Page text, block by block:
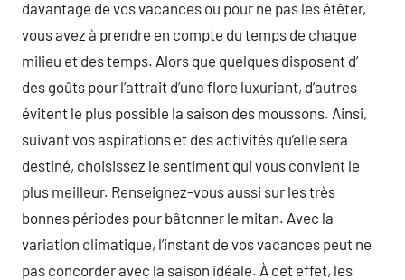
davantage de vos vacances ou pour ne pas les étêter,
vous avez à prendre en compte du temps de chaque
milieu et des temps. Alors que quelques disposent d’
des goûts pour l’attrait d’une flore luxuriant, d’autres
évitent le plus possible la saison des moussons. Ainsi,
suivant vos aspirations et des activités qu’elle sera
destiné, choisissez le sentiment qui vous convient le
plus meilleur. Renseignez-vous aussi sur les très
bonnes périodes pour bâtonner le mitan. Avec la
variation climatique, l’instant de vos vacances peut ne
pas concorder avec la saison idéale. À cet effet, les